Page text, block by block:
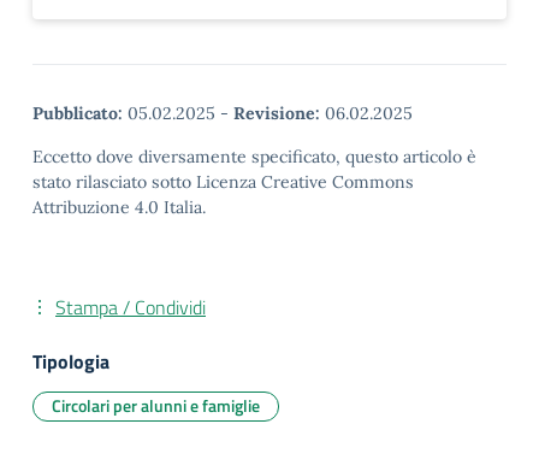
Pubblicato: 05.02.2025 - Revisione: 06.02.2025
Eccetto dove diversamente specificato, questo articolo è
stato rilasciato sotto Licenza Creative Commons
Attribuzione 4.0 Italia.
Stampa / Condividi
Tipologia
Circolari per alunni e famiglie